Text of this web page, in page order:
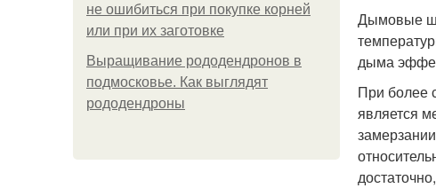
не ошибиться при покупке корней
или при их заготовке
Выращивание рододендронов в
подмосковье. Как выглядят
рододендроны
Дымовые
дыма
При более
является